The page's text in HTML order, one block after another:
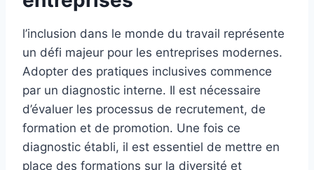
l’inclusion dans le monde du travail représente
un défi majeur pour les entreprises modernes.
Adopter des pratiques inclusives commence
par un diagnostic interne. Il est nécessaire
d’évaluer les processus de recrutement, de
formation et de promotion. Une fois ce
diagnostic établi, il est essentiel de mettre en
place des formations sur la diversité et